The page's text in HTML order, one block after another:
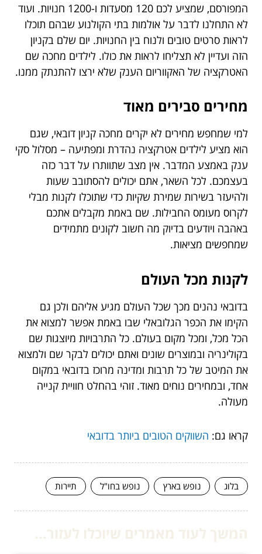
המפורסם, שמציע לכם 120 מסעדות ו-1200 חנויות. ועוד
לא התחלנו לדבר על אולמות בתי הקולנוע שבהם תוכלו
לראות סרטים טובים ולנוח בין החנויות. יום שלם בקניון
הזה ועדיין לא תצליחו לראות את כולו. לילדים מחכה שם
האטרקציה של האקווריום הענק שלא ירצו להתנתק ממנו.
מחירים סבירים מאוד
למי שמחפש מחירים לא יקרים מחכה קניון דובאי, שגם
הוא מציע לילדים אטרקציה נהדרת ומפתיעה – מסלול סקי
ענק באמצע המדבר. אין מצב שתוותרו על דבר כזה
בעצמכם. לכל השאר, אתם יכולים להסתובב שעות
ולהיעזר בשירות שמירת שקיות כדי שתוכלו לקנות מבלי
לקרוס מעומס החבילות. שם באמת מקבלים אתכם
באהבה ויודעים בדיוק מה חשוב לקונים מתמידים
שמחפשים מציאות.
לקנות מכל העולם
בדובאי נהנים מכך שכל העולם מגיע אליהם ולכן גם
הקימו את הכפר הגלובאלי שבו באמת אפשר למצוא את
הכל מכל, ומכל מקום בעולם. כל התרבויות מיוצגות שם
בקולינריה ובמוצרים שונים ואתם יכולים לבקר שם ולמצוא
את המיטב של כל תרבות ומדינה מרוכז בדובאי במקום
אחד, ובמחירים נוחים מאוד. זוהי בהחלט חוויית קנייה
מעולה.
קראו גם: השווקים הטובים ביותר בדובאי
בלוג נופש בארץ נופש בחו"ל תיירות
המשך לעוד מאמרים שיוכלו לעזור...